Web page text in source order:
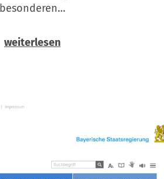
besonderen…
weiterlesen